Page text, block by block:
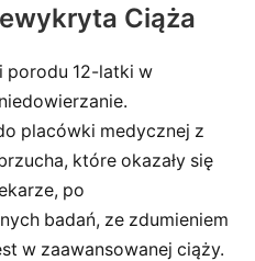
Ciąża
porodu 12-latki w
placówki medycznej z
które okazały się
po
badań, ze zdumieniem
w zaawansowanej ciąży.